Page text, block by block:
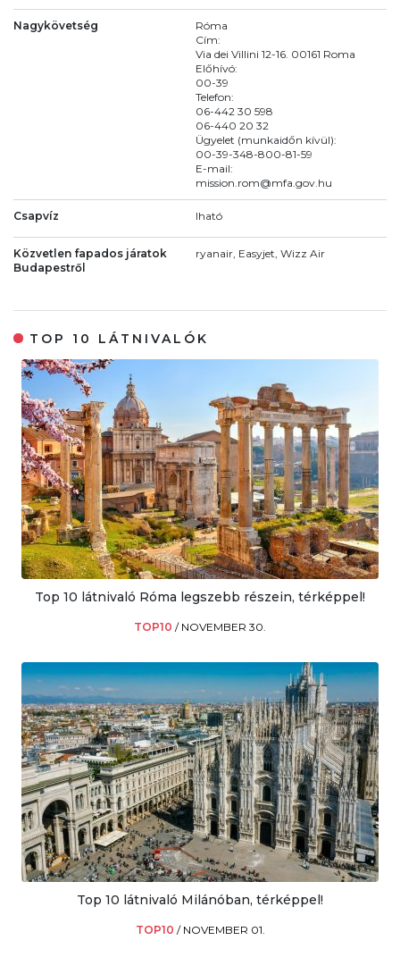
Nagykövetség
Róma
Cím:
Via dei Villini 12-16. 00161 Roma
Előhívó:
00-39
Telefon:
06-442 30 598
06-440 20 32
Ügyelet (munkaidőn kívül):
00-39-348-800-81-59
E-mail:
mission.rom@mfa.gov.hu
Csapvíz Iható
Közvetlen fapados járatok
Budapestről
ryanair, Easyjet, Wizz Air
TOP 10 LÁTNIVALÓK
Top 10 látnivaló Róma legszebb részein, térképpel!
TOP10 / NOVEMBER 30.
Top 10 látnivaló Milánóban, térképpel!
TOP10 / NOVEMBER 01.